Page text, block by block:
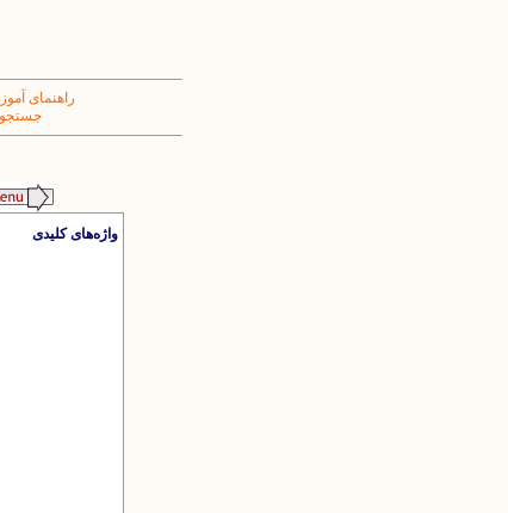
راهنمای
جستجو
واژه‌های کلیدی